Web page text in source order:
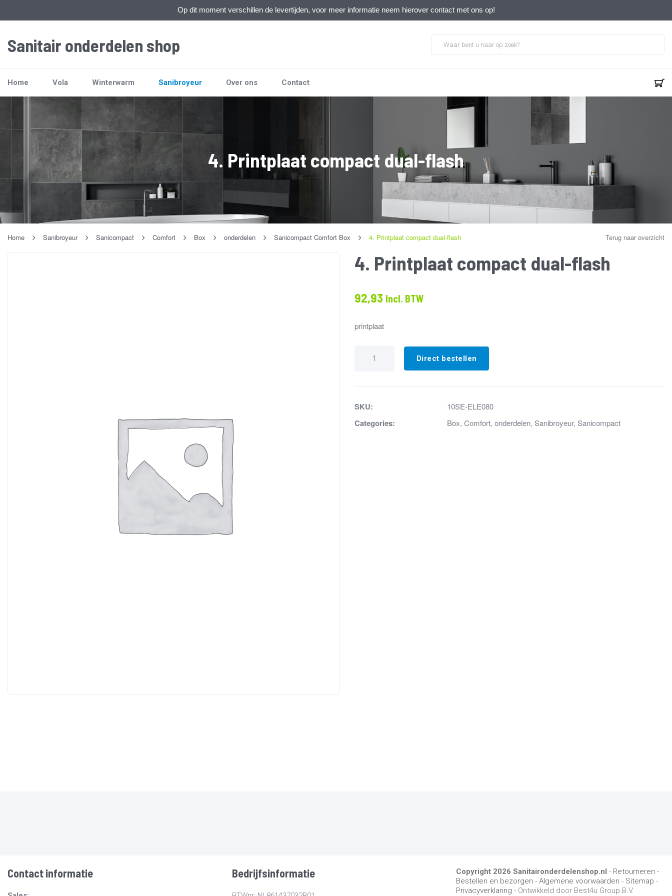
Op dit moment verschillen de levertijden, voor meer informatie neem hierover contact met ons op!
Sanitair onderdelen shop
Home Vola Winterwarm Sanibroyeur Over ons Contact
4. Printplaat compact dual-flash
Home Sanibroyeur Sanicompact Comfort Box onderdelen Sanicompact Comfort Box 4. Printplaat compact dual-flash Terug naar overzicht
4. Printplaat compact dual-flash
92,93 Incl. BTW
printplaat
Printplaat
Direct bestellen
SKU: 10SE-ELE080
Categories: Box,Comfort,onderdelen, Sanibroyeur, Sanicompact
Contact informatie Bedrijfsinformatie Copyright 2026 Sanitaironderdelenshop.nl - Retourneren -
Bestellen en bezorgen -Algemene voorwaarden - Sitemap -
Privacyverklaring - Ontwikkeld door Best4u Group B.V.